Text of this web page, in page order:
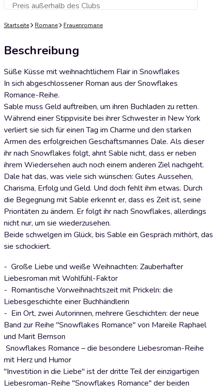
Preis außerhalb des ClubsZum Warenkorb hinzufügen
Startseite Romane Frauenromane
Beschreibung
Süße Küsse mit weihnachtlichem Flair in Snowflakes
In sich abgeschlossener Roman aus der Snowflakes
Romance-Reihe.
Sable muss Geld auftreiben, um ihren Buchladen zu retten.
Während einer Stippvisite bei ihrer Schwester in New York
verliert sie sich für einen Tag im Charme und den starken
Armen des erfolgreichen Geschäftsmannes Dale. Als dieser
ihr nach Snowflakes folgt, ahnt Sable nicht, dass er neben
ihrem Wiedersehen auch noch einem anderen Ziel nachgeht.
Dale hat das, was viele sich wünschen: Gutes Aussehen,
Charisma, Erfolg und Geld. Und doch fehlt ihm etwas. Durch
die Begegnung mit Sable erkennt er, dass es Zeit ist, seine
Prioritäten zu ändern. Er folgt ihr nach Snowflakes, allerdings
nicht nur, um sie wiederzusehen.
Beide schwelgen im Glück, bis Sable ein Gespräch mithört, das
sie schockiert.
- Große Liebe und weiße Weihnachten: Zauberhafter
Liebesroman mit Wohlfühl-Faktor
- Romantische Vorweihnachtszeit mit Prickeln: die
Liebesgeschichte einer Buchhändlerin
- Ein Ort, zwei Autorinnen, mehrere Geschichten: der neue
Band zur Reihe "Snowflakes Romance" von Mareile Raphael
und Marit Bernson
Snowflakes Romance – die besondere Liebesroman-Reihe
mit Herz und Humor
"Investition in die Liebe" ist der dritte Teil der einzigartigen
Liebesroman-Reihe "Snowflakes Romance" der beiden